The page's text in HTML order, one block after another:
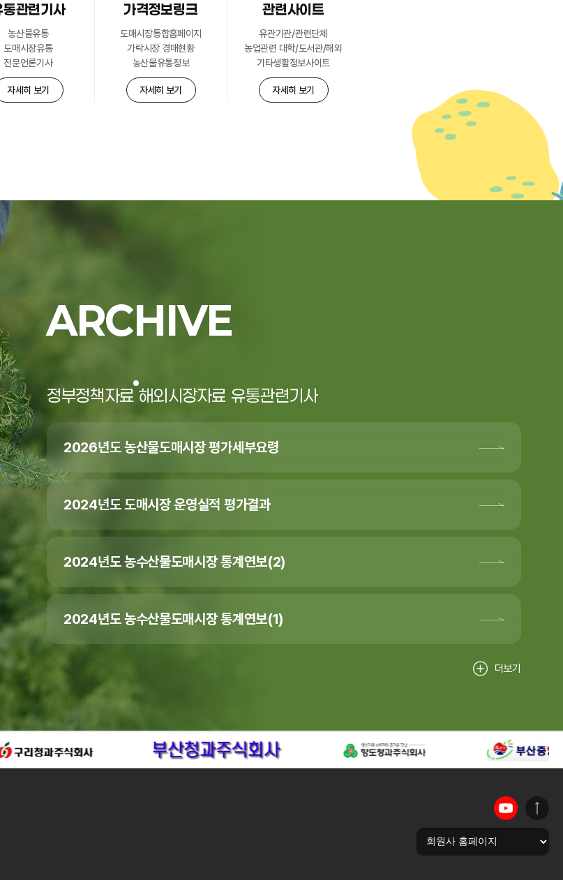
통관련기사
농산물유통
도매시장유통
전문언론기사
자세히 보기
가격정보링크
도매시장통합홈페이지
가락시장 경매현황
농산물유통정보
자세히 보기
관련사이트
유관기관/관련단체
농업관련 대학/도서관/해외
기타생활정보사이트
자세히 보기
ARCHIVE
정부정책자료 해외시장자료 유통관련기사
2026년도 농산물도매시장 평가세부요령
2024년도 도매시장 운영실적 평가결과
2024년도 농수산물도매시장 통계연보(2)
2024년도 농수산물도매시장 통계연보(1)
더보기